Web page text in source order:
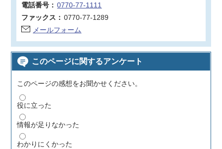
電話番号： 0770-77-1111
ファックス： 0770-77-1289
メールフォーム
このページに関するアンケート
このページの感想をお聞かせください。
役に立った
情報が足りなかった
わかりにくかった